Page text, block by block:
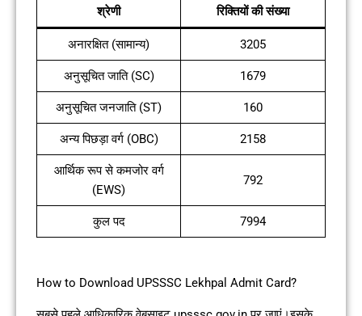
श्रेणी रिक्तियों की संख्या
अनारक्षित (सामान्य) 3205
अनुसूचित जाति (SC) 1679
अनुसूचित जनजाति (ST) 160
अन्य पिछड़ा वर्ग (OBC) 2158
आर्थिक रूप से कमजोर वर्ग
(EWS)
792
कुल पद 7994
How to Download UPSSSC Lekhpal Admit Card?